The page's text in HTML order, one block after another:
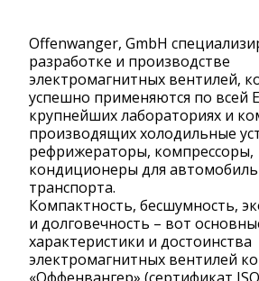
Offenwanger, GmbH
разработке и производстве
электромагнитных вентилей,
успешно применяются по всей
крупнейших лабораториях и
производящих холодильные
рефрижераторы, компрессоры,
кондиционеры для
транспорта.
Компактность, бесшумность,
и долговечность – вот
характеристики и достоинства
электромагнитных вентилей